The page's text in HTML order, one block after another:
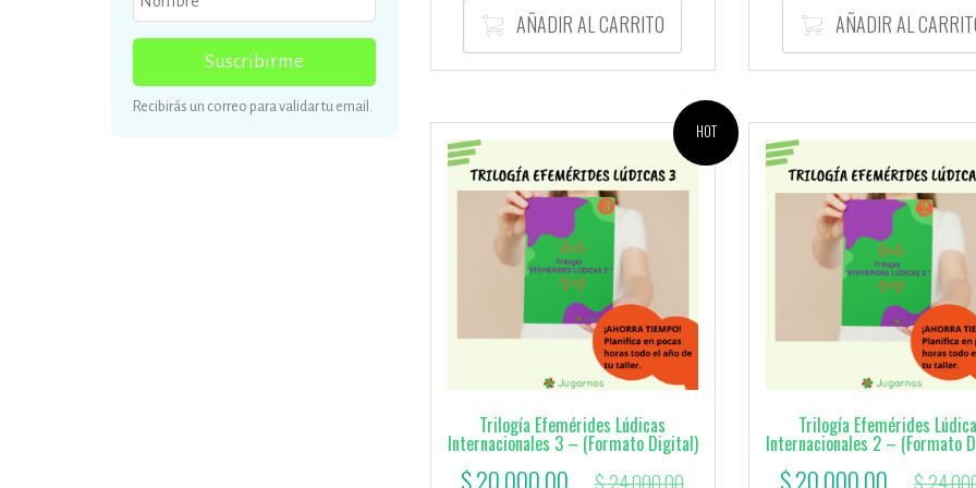
original
era:
es:
$ 72.000,00.
AÑADIR AL CARRITO AÑADIR AL
¡OFERTA!
HOT
Trilogía Efemérides Lúdicas
Internacionales 3 – (Formato Digital)
El
$20.000,00
Trilogía Efemérides
Internacionales 2 – (Formato
El
$20.000,00
Suscribirme
Recibirás un correo para validar tu email.